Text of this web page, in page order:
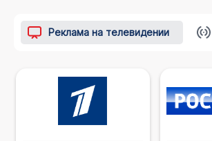
Реклама на телевидении